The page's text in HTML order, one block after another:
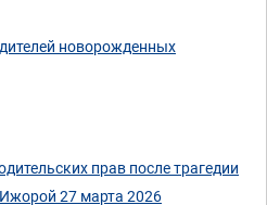
новорожденных
прав после трагедии
27 марта 2026